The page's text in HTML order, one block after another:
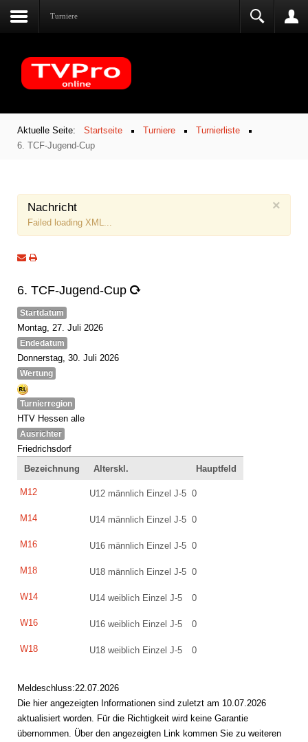
Turniere
Aktuelle Seite: Startseite Turniere
Turnierliste
6. TCF-Jugend-Cup
×
Nachricht
Failed loading XML...
6. TCF-Jugend-Cup
Startdatum
Montag, 27. Juli 2026
Endedatum
Donnerstag, 30. Juli 2026
Wertung
Turnierregion
HTV Hessen alle
Ausrichter
Friedrichsdorf
Bezeichnung
Alterskl. Hauptfeld
M12 U12 männlich Einzel J-5 0
M14 U14 männlich Einzel J-5 0
M16 U16 männlich Einzel J-5 0
M18 U18 männlich Einzel J-5 0
W14 U14 weiblich Einzel J-5 0
W16 U16 weiblich Einzel J-5 0
W18 U18 weiblich Einzel J-5 0
Meldeschluss:22.07.2026
Die hier angezeigten Informationen sind zuletzt am 10.07.2026
aktualisiert worden. Für die Richtigkeit wird keine Garantie
übernommen. Über den angezeigten Link kommen Sie zu weiteren